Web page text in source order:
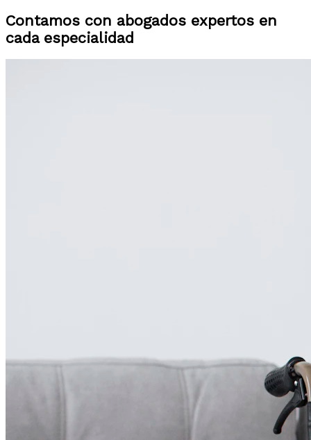
Contamos con abogados expertos en
cada especialidad